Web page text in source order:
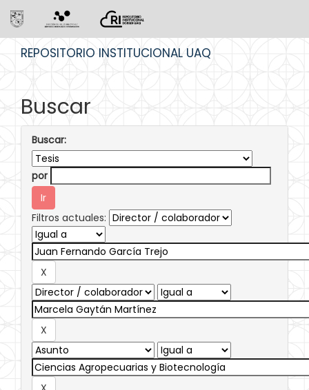
REPOSITORIO INSTITUCIONAL UAQ
Buscar
Buscar:
por
Filtros actuales: